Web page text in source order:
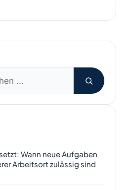
Wann neue Aufgaben
Arbeitsort zulässig sind